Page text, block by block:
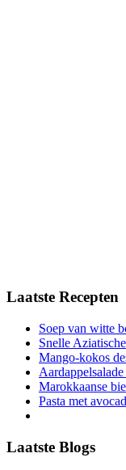
Laatste Recepten
Soep van witte
Snelle
Mango-kokos
Marokkaanse
Pasta met
Laatste Blogs